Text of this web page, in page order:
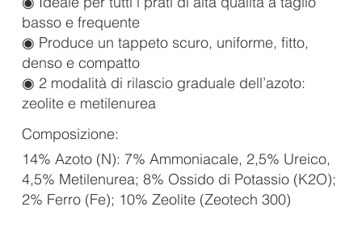
basso e frequente
◉ Produce un tappeto scuro, uniforme, fitto,
denso e compatto
◉ 2 modalità di rilascio graduale dell’azoto:
zeolite e metilenurea
14% Azoto (N): 7% Ammoniacale, 2,5% Ureico,
4,5% Metilenurea; 8% Ossido di Potassio (K2O);
2% Ferro (Fe); 10% Zeolite (Zeotech 300)
Composizione: